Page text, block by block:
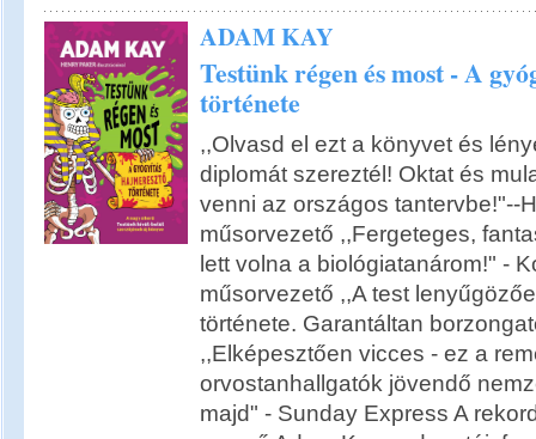
ADAM KAY
Testünk régen és most - A
története
,,Olvasd el ezt a könyvet és
diplomát szereztél! Oktat és
venni az országos tantervbe!"--
műsorvezető ,,Fergeteges,
lett volna a biológiatanárom!" -
műsorvezető ,,A test
története. Garantáltan
,,Elképesztően vicces - ez a
orvostanhallgatók jövendő
majd" - Sunday Express A